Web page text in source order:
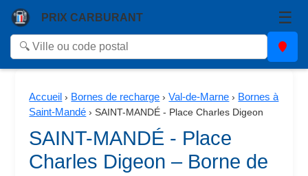
PRIX CARBURANT ☰
Accueil › Bornes de recharge ›Val-de-Marne › Bornes à
Saint-Mandé ›SAINT-MANDÉ - Place Charles Digeon
SAINT-MANDÉ - Place
Charles Digeon – Borne de